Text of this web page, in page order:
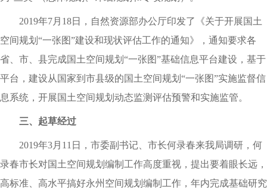
2019年7月18日 ， 自然资源部办公厅印发了《关于开展国土
空间规划“一张图”建设和现状评估工作的通知》
， 通知要求各
省、市、县完成国土空间规划“一张图”基础信息平台建设 ， 基于
平台 ， 建设从国家到市县级的国土空间规划“一张图”实施监督信
息系统 ， 开展国土空间规划动态监测评估预警和实施监管。
三、起草经过
2019年3月11日 ， 市委副书记、市长何录春来我局调研 ， 何
录春市长对国土空间规划编制工作高度重视 ， 提出要着眼长远 ，
高标准、高水平搞好永州空间规划编制工作 ， 年内完成基础研究